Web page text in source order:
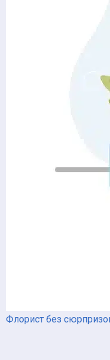
Флорист без